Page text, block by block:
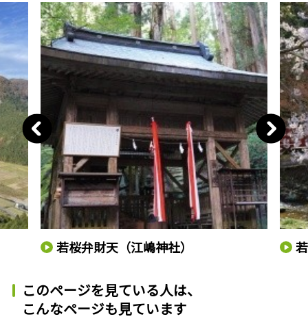
若桜弁財天（江嶋神社）
このページを見ている人は、
こんなページも見ています